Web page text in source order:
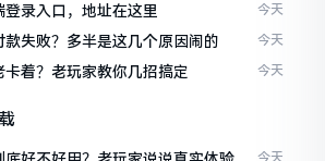
录入口，地址在这里 今天
失败？多半是这几个原因闹的 今天
着？老玩家教你几招搞定 今天
今天